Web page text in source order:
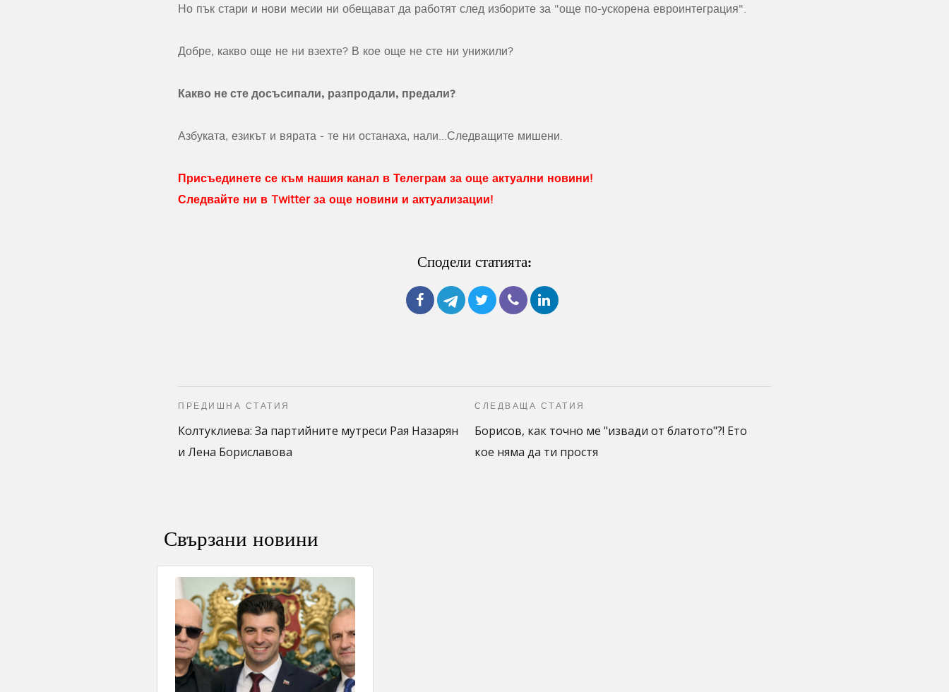
Но пък стари и нови месии ни обещават да работят след изборите за "още по-ускорена евроинтеграция".
Добре, какво още не ни взехте? В кое още не сте ни унижили?
Какво не сте досъсипали, разпродали, предали?
Азбуката, езикът и вярата - те ни останаха, нали...Следващите мишени.
Присъединете се към нашия канал в Телеграм за още актуални новини!
Следвайте ни в Twitter за още новини и актуализации!
Сподели статията:
ПРЕДИШНА СТАТИЯ
Колтуклиева: За партийните мутреси Рая Назарян
и Лена Бориславова
СЛЕДВАЩА СТАТИЯ
Борисов, как точно ме "извади от блатото"?! Ето
кое няма да ти простя
Свързани новини